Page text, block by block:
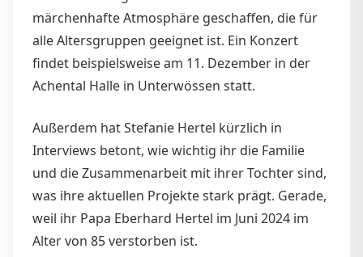
märchenhafte Atmosphäre geschaffen, die für
alle Altersgruppen geeignet ist. Ein Konzert
findet beispielsweise am 11. Dezember in der
Achental Halle in Unterwössen statt.
Außerdem hat Stefanie Hertel kürzlich in
Interviews betont, wie wichtig ihr die Familie
und die Zusammenarbeit mit ihrer Tochter sind,
was ihre aktuellen Projekte stark prägt. Gerade,
weil ihr Papa Eberhard Hertel im Juni 2024 im
Alter von 85 verstorben ist.